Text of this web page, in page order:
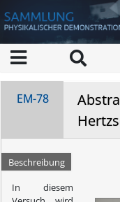
EM-78
Beschreibung
In diesem